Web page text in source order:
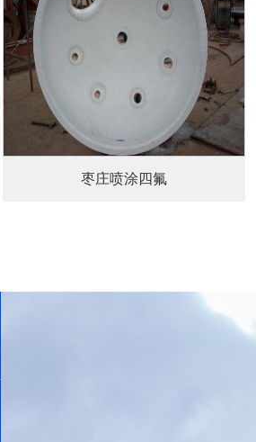
枣庄喷涂四氟
查看详情+